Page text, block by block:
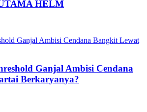
HELM
Ganjal Ambisi Cendana
Berkaryanya?